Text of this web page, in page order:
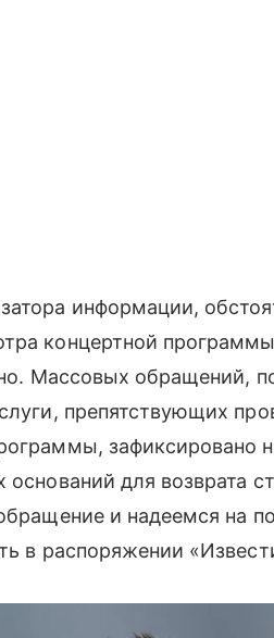
информации,
концертной
Массовых обращений,
препятствующих
зафиксировано
оснований для возврата
и надеемся на
в распоряжении